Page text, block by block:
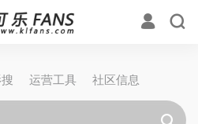
运营工具 社区信息